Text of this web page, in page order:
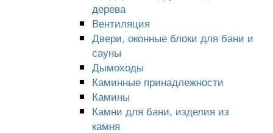
дерева
Вентиляция
Двери, оконные блоки для бани и
сауны
Дымоходы
Каминные принадлежности
Камины
Камни для бани, изделия из
камня